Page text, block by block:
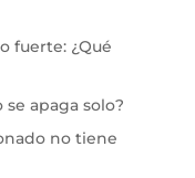
fuerte: ¿Qué
apaga solo?
no tiene